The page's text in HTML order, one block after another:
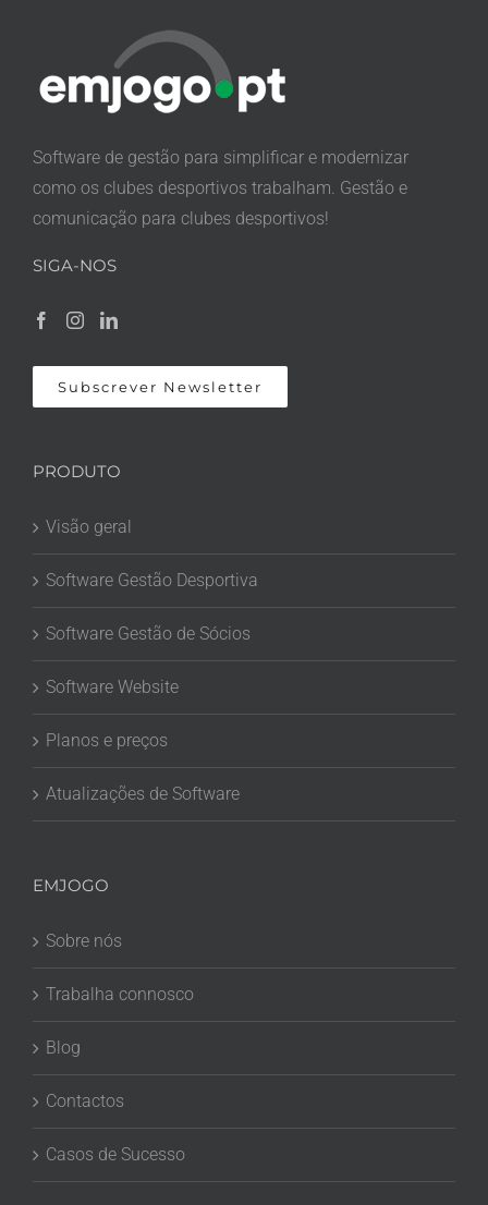
Software de gestão para simplificar e modernizar
como os clubes desportivos trabalham. Gestão e
comunicação para clubes desportivos!
SIGA-NOS
Subscrever Newsletter
PRODUTO
Visão geral
Software Gestão Desportiva
Software Gestão de Sócios
Software Website
Planos e preços
Atualizações de Software
EMJOGO
Sobre nós
Trabalha connosco
Blog
Contactos
Casos de Sucesso